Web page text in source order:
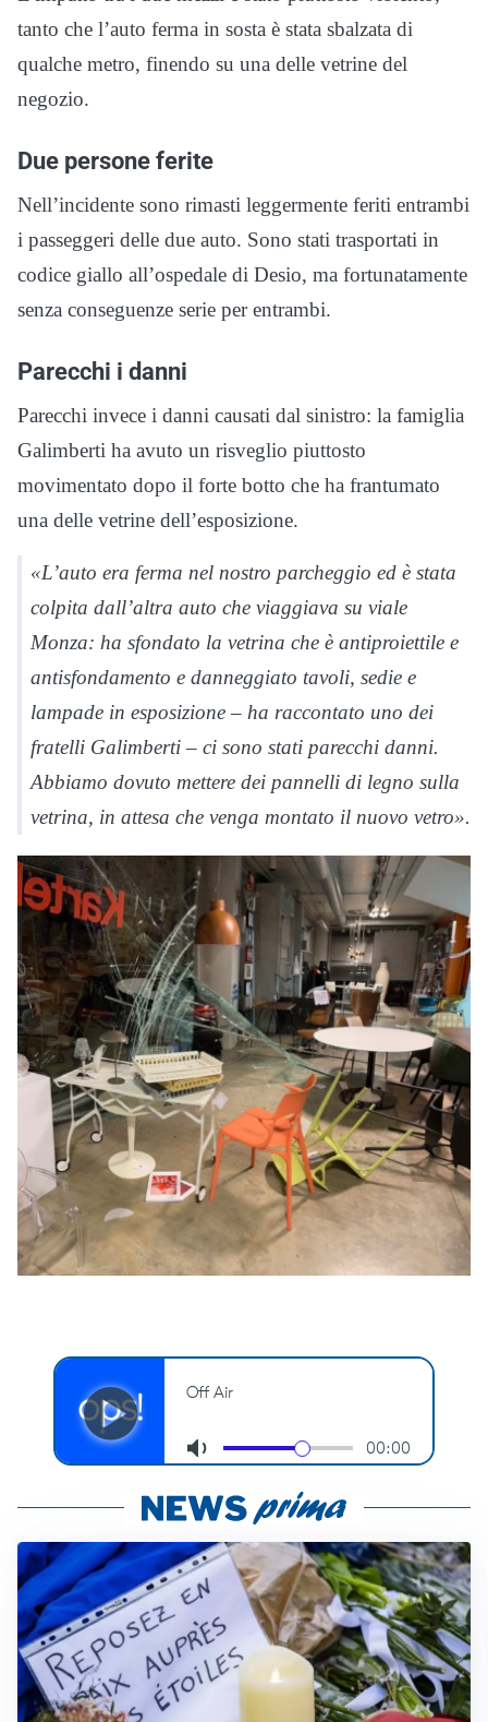
tanto che l’auto ferma in sosta è stata sbalzata di
qualche metro, finendo su una delle vetrine del
negozio.
Due persone ferite
Nell’incidente sono rimasti leggermente feriti entrambi
i passeggeri delle due auto. Sono stati trasportati in
codice giallo all’ospedale di Desio, ma fortunatamente
senza conseguenze serie per entrambi.
Parecchi i danni
Parecchi invece i danni causati dal sinistro: la famiglia
Galimberti ha avuto un risveglio piuttosto
movimentato dopo il forte botto che ha frantumato
una delle vetrine dell’esposizione.
«L’auto era ferma nel nostro parcheggio ed è stata
colpita dall’altra auto che viaggiava su viale
Monza: ha sfondato la vetrina che è antiproiettile e
antisfondamento e danneggiato tavoli, sedie e
lampade in esposizione – ha raccontato uno dei
fratelli Galimberti – ci sono stati parecchi danni.
Abbiamo dovuto mettere dei pannelli di legno sulla
vetrina, in attesa che venga montato il nuovo vetro».